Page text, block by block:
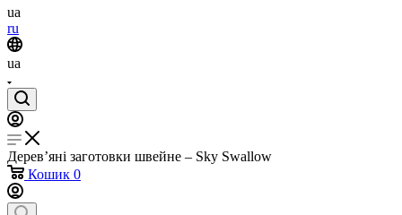
ua
ru
ua
Дерев’яні заготовки швейне – Sky Swallow
Кошик 0